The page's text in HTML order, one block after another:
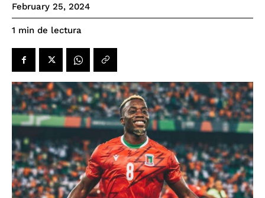
February 25, 2024
1 min de lectura